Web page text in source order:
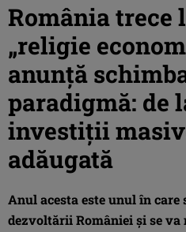
România trece
„religie
anunţă
paradigmă: de
investiţii
adăugată
Anul acesta este unul în
dezvoltării României şi se va